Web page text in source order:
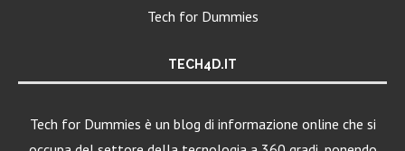
Tech for Dummies
TECH4D.IT
Tech for Dummies è un blog di informazione online che si